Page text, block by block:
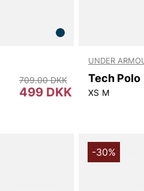
41 42
499 DKK
709.00 DKK
UNDER
Tech Polo
XS M
-30%